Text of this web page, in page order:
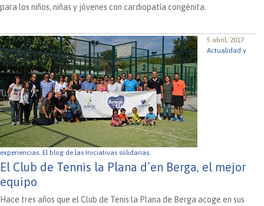
para los niños, niñas y jóvenes con cardiopatía congénita.
5 abril, 2017
Actualidad y
experiencias. El blog de las Iniciativas solidarias.
El Club de Tennis la Plana d’en Berga, el mejor
equipo
Hace tres años que el Club de Tenis la Plana de Berga acoge en sus